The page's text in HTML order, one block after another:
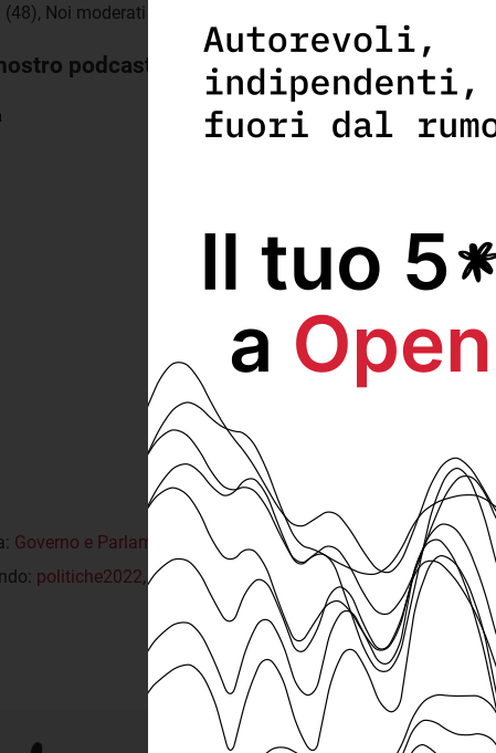
(48), Noi moderati (17) e Partito democratico (12).
podcast su Radio Radicale
Governo e Parlamento
Numeri alla mano
politiche2022,XIX legislatura
DEPPcerca un/aSenior